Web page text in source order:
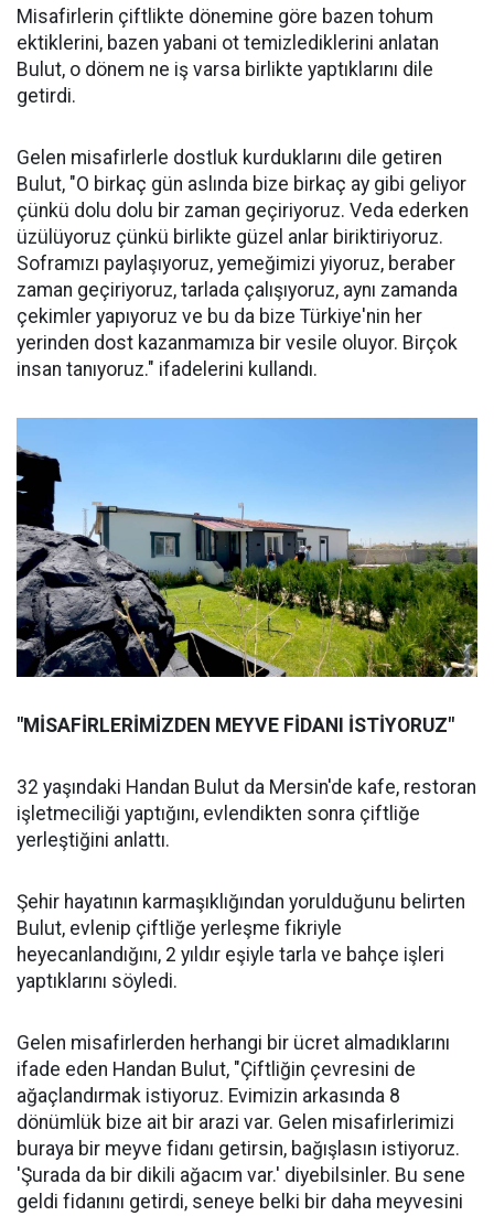
Misafirlerin çiftlikte dönemine göre bazen tohum
ektiklerini, bazen yabani ot temizlediklerini anlatan
Bulut, o dönem ne iş varsa birlikte yaptıklarını dile
getirdi.
Gelen misafirlerle dostluk kurduklarını dile getiren
Bulut, "O birkaç gün aslında bize birkaç ay gibi geliyor
çünkü dolu dolu bir zaman geçiriyoruz. Veda ederken
üzülüyoruz çünkü birlikte güzel anlar biriktiriyoruz.
Soframızı paylaşıyoruz, yemeğimizi yiyoruz, beraber
zaman geçiriyoruz, tarlada çalışıyoruz, aynı zamanda
çekimler yapıyoruz ve bu da bize Türkiye'nin her
yerinden dost kazanmamıza bir vesile oluyor. Birçok
insan tanıyoruz." ifadelerini kullandı.
"MİSAFİRLERİMİZDEN MEYVE FİDANI İSTİYORUZ"
32 yaşındaki Handan Bulut da Mersin'de kafe, restoran
işletmeciliği yaptığını, evlendikten sonra çiftliğe
yerleştiğini anlattı.
Şehir hayatının karmaşıklığından yorulduğunu belirten
Bulut, evlenip çiftliğe yerleşme fikriyle
heyecanlandığını, 2 yıldır eşiyle tarla ve bahçe işleri
yaptıklarını söyledi.
Gelen misafirlerden herhangi bir ücret almadıklarını
ifade eden Handan Bulut, "Çiftliğin çevresini de
ağaçlandırmak istiyoruz. Evimizin arkasında 8
dönümlük bize ait bir arazi var. Gelen misafirlerimizi
buraya bir meyve fidanı getirsin, bağışlasın istiyoruz.
'Şurada da bir dikili ağacım var.' diyebilsinler. Bu sene
geldi fidanını getirdi, seneye belki bir daha meyvesini